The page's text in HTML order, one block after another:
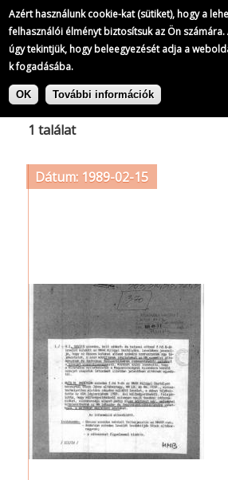
Azért használunk cookie-kat (sütiket), hogy a
felhasználói élményt biztosítsuk az Ön
úgy tekintjük, hogy beleegyezését adja a
k fogadásába.
OK További információk
Ugrás
Címke: Szabad Tér Kiadó
1 találat
Dátum: 1989-02-15